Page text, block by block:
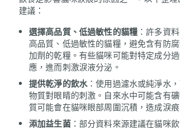
建議：
選擇高品質、低過敏性的貓糧 ：許多資
高品質、低過敏性的貓糧，避免含有防
加劑的乾糧。有些貓咪可能對特定成分
應，進而刺激淚液分泌。
提供乾淨的飲水 ：使用過濾水或純淨水
物質對眼睛的刺激。自來水中可能含有
質可能會在貓咪眼部周圍沉積，造成淚痕
添加益生菌：部分資料來源建議在貓咪